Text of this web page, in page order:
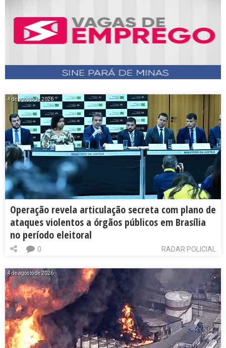
4 de agosto de 2026
Operação revela articulação secreta com plano de
ataques violentos a órgãos públicos em Brasília
no período eleitoral
RADAR POLICIAL
0
4 de agosto de 2026